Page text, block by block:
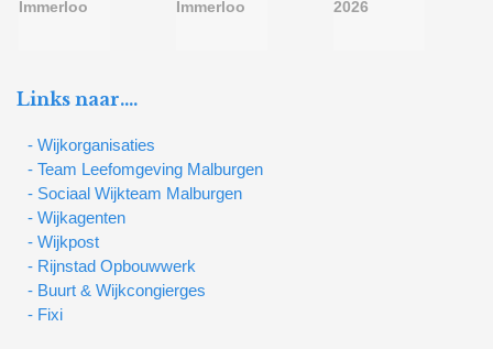
Links naar….
- Wijkorganisaties
- Team Leefomgeving Malburgen
- Sociaal Wijkteam Malburgen
- Wijkagenten
- Wijkpost
- Rijnstad Opbouwwerk
- Buurt & Wijkcongierges
- Fixi